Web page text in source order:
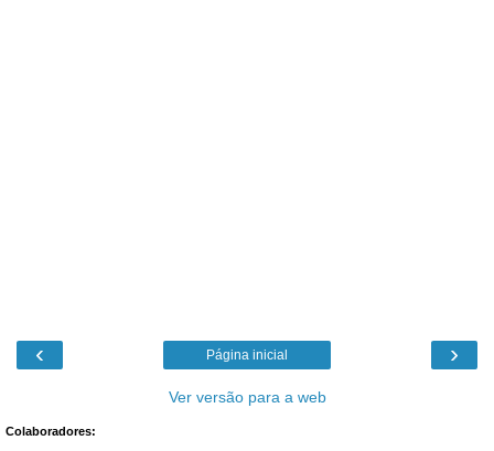
‹ ›
Página inicial
Ver versão para a web
Colaboradores: